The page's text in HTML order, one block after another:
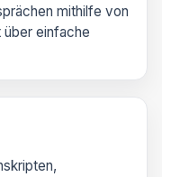
mithilfe von
über einfache